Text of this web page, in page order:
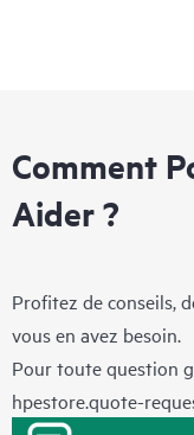
Comment
Aider ?
Profitez de conseils,
vous en avez besoin.
Pour toute question
hpestore.quote-